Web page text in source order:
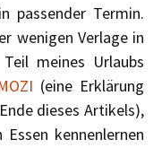
passender Termin.
wenigen Verlage in
meines Urlaubs
(eine Erklärung
dieses Artikels),
kennenlernen